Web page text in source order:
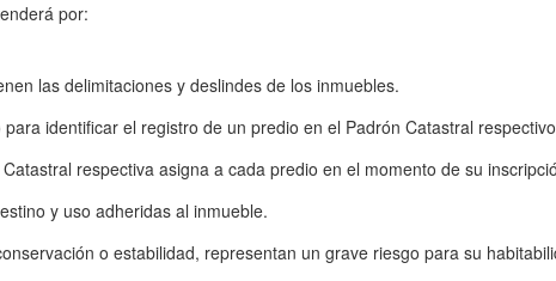
por:
las delimitaciones y deslindes de los inmuebles.
identificar el registro de un predio en el Padrón Catastral
respectiva asigna a cada predio en el momento de su
y uso adheridas al inmueble.
o estabilidad, representan un grave riesgo para su